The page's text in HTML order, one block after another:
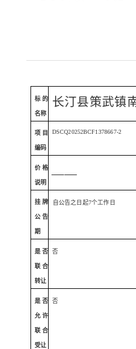
标的
名称
长汀县策武镇
项目
编码
DSCQ20252BCF1378667-2
价格
说明
——
挂牌
公告
期
自公告之日起7个工作日
是否
联合
转让
否
是否
允许
联合
受让
否